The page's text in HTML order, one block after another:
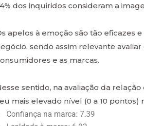
dos inquiridos consideram a
apelos à emoção são tão
sendo assim relevante
e as marcas.
sentido, na avaliação da
mais elevado nível (0 a 10 pontos)
Confiança na marca: 7.39